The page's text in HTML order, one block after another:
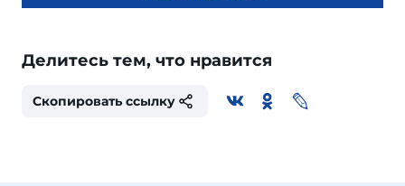
Делитесь тем, что нравится
Скопировать ссылку